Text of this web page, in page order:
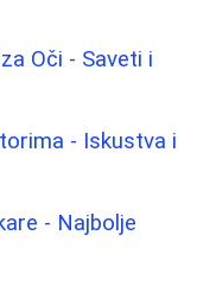
Oči - Saveti i
- Iskustva i
- Najbolje